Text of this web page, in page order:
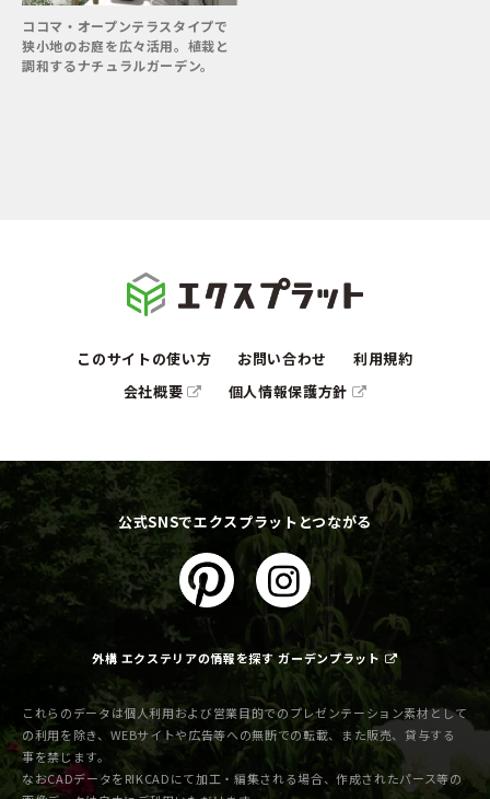
ココマ・オープンテラスタイプで
狭小地のお庭を広々活用。植栽と
調和するナチュラルガーデン。
このサイトの使い方 お問い合わせ
利用規約
会社概要
個人情報保護方針
公式SNSでエクスプラットとつながる
外構 エクステリアの情報を探す ガーデンプラット
これらのデータは個人利用および営業目的でのプレゼンテーション素材として
の利用を除き、WEBサイトや広告等への無断での転載、また販売、貸与する
事を禁じます。
なおCADデータをRIKCADにて加工・編集される場合、作成されたパース等の